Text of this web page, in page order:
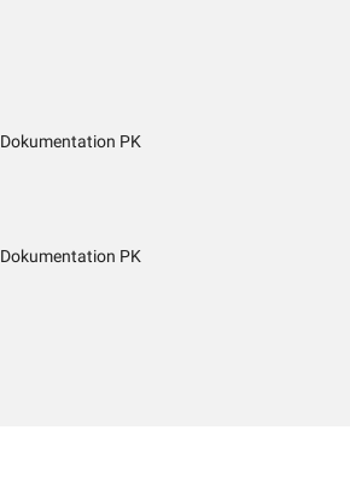
Dokumentation PK
Dokumentation PK